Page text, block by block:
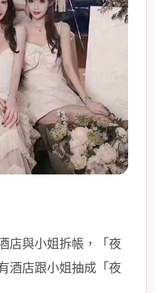
店與小姐拆帳，「夜
酒店跟小姐抽成「夜